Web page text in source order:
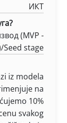
ИКТ
(MVP -
stage
iz modela
na
10%
svakog